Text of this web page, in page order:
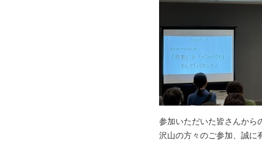
参加いただいた皆さんから
沢山の方々のご参加、誠に